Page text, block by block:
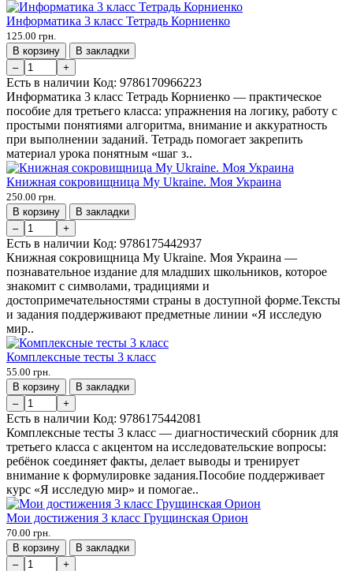
Информатика 3 класс Тетрадь Корниенко
125.00 грн.
В корзину
В закладки
–
+
Есть в наличии Код: 9786170966223
Информатика 3 класс Тетрадь Корниенко — практическое
пособие для третьего класса: упражнения на логику, работу с
простыми понятиями алгоритма, внимание и аккуратность
при выполнении заданий. Тетрадь помогает закрепить
материал урока понятным «шаг з..
Книжная сокровищница My Ukraine. Моя Украина
250.00 грн.
В корзину
В закладки
–
+
Есть в наличии Код: 9786175442937
Книжная сокровищница My Ukraine. Моя Украина —
познавательное издание для младших школьников, которое
знакомит с символами, традициями и
достопримечательностями страны в доступной форме.Тексты
и задания поддерживают предметные линии «Я исследую
мир..
Комплексные тесты 3 класс
55.00 грн.
В корзину
В закладки
–
+
Есть в наличии Код: 9786175442081
Комплексные тесты 3 класс — диагностический сборник для
третьего класса с акцентом на исследовательские вопросы:
ребёнок соединяет факты, делает выводы и тренирует
внимание к формулировке задания.Пособие поддерживает
курс «Я исследую мир» и помогае..
Мои достижения 3 класс Грущинская Орион
70.00 грн.
В корзину
В закладки
–
+